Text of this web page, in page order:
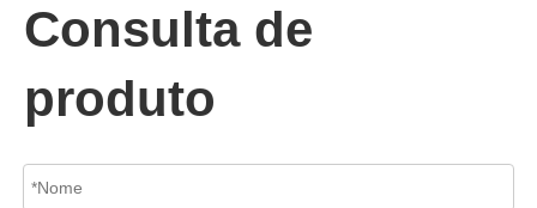
Em sistemas de tubulações industriais, evitar o fluxo reverso é
Consulta de
produto